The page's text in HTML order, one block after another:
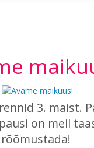
3. maist.
on meil
rõõmustada!